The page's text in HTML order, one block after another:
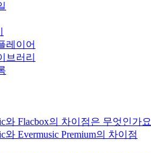
레이어
브러리
와 Flacbox의 차이점은 무엇인가요
와 Evermusic Premium의 차이점